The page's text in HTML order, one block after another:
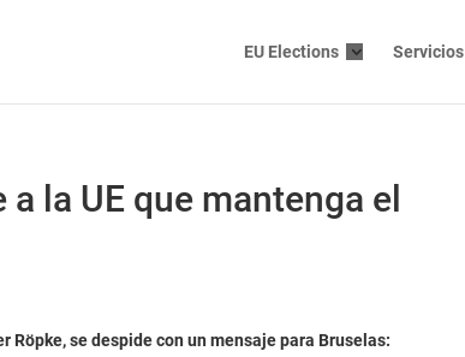
EU Elections Servicios
la UE que mantenga el
Röpke, se despide con un mensaje para Bruselas: